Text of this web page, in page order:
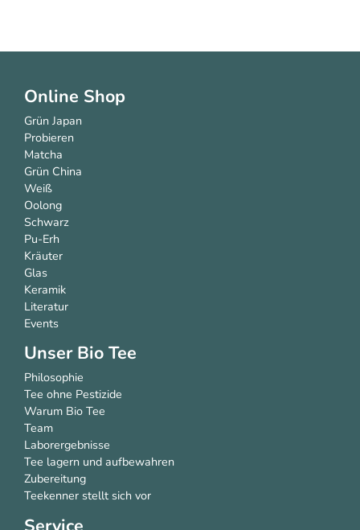
Online Shop
Grün Japan
Probieren
Matcha
Grün China
Weiß
Oolong
Schwarz
Pu-Erh
Kräuter
Glas
Keramik
Literatur
Events
Unser Bio Tee
Philosophie
Tee ohne Pestizide
Warum Bio Tee
Team
Laborergebnisse
Tee lagern und aufbewahren
Zubereitung
Teekenner stellt sich vor